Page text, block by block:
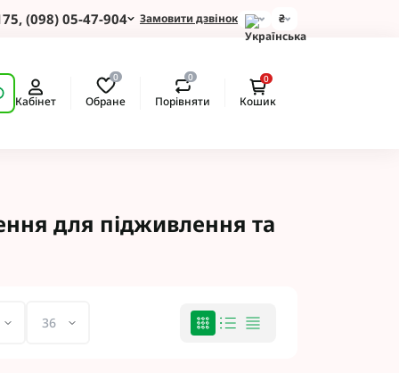
(098) 05-47-904 Замовити дзвінок ₴
Кабінет
0
Обране
0
Порівняти
0
Кошик
Зернових
для Соняшнику
Картоплі
Смарт Агро
для підживлення та